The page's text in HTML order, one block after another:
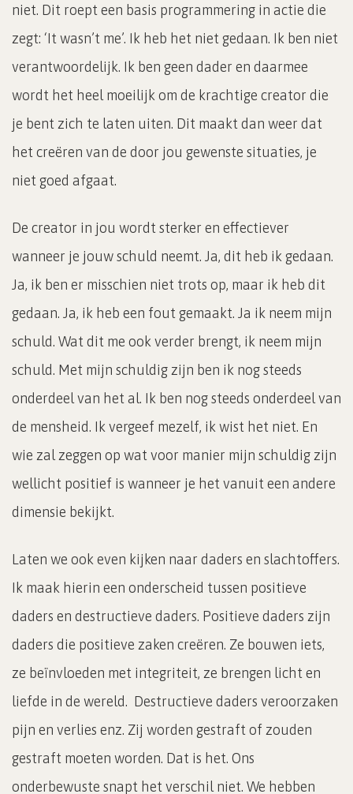
niet. Dit roept een basis programmering in actie die
zegt: ‘It wasn’t me’. Ik heb het niet gedaan. Ik ben niet
verantwoordelijk. Ik ben geen dader en daarmee
wordt het heel moeilijk om de krachtige creator die
je bent zich te laten uiten. Dit maakt dan weer dat
het creëren van de door jou gewenste situaties, je
niet goed afgaat.
De creator in jou wordt sterker en effectiever
wanneer je jouw schuld neemt. Ja, dit heb ik gedaan.
Ja, ik ben er misschien niet trots op, maar ik heb dit
gedaan. Ja, ik heb een fout gemaakt. Ja ik neem mijn
schuld. Wat dit me ook verder brengt, ik neem mijn
schuld. Met mijn schuldig zijn ben ik nog steeds
onderdeel van het al. Ik ben nog steeds onderdeel van
de mensheid. Ik vergeef mezelf, ik wist het niet. En
wie zal zeggen op wat voor manier mijn schuldig zijn
wellicht positief is wanneer je het vanuit een andere
dimensie bekijkt.
Laten we ook even kijken naar daders en slachtoffers.
Ik maak hierin een onderscheid tussen positieve
daders en destructieve daders. Positieve daders zijn
daders die positieve zaken creëren. Ze bouwen iets,
ze beïnvloeden met integriteit, ze brengen licht en
liefde in de wereld. Destructieve daders veroorzaken
pijn en verlies enz. Zij worden gestraft of zouden
gestraft moeten worden. Dat is het. Ons
onderbewuste snapt het verschil niet. We hebben